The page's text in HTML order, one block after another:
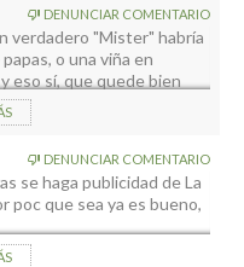
DENUNCIAR COMENTARIO
verdadero "Mister" habría
o una viña en
eso sí, que quede bien
las condiciones de
DENUNCIAR COMENTARIO
se haga publicidad de La
poc que sea ya es bueno,